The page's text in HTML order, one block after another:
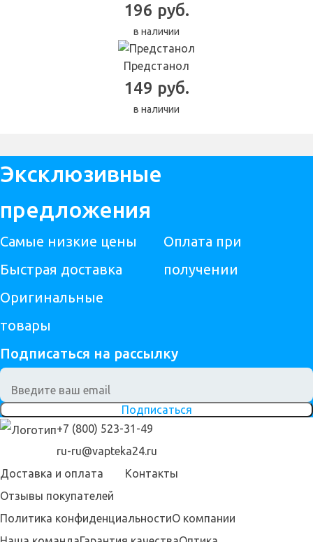
196 руб.
в наличии
Предстанол
149 руб.
в наличии
Эксклюзивные
предложения
Самые низкие цены
Быстрая доставка
Оригинальные
товары
Оплата при
получении
Подписаться на рассылку
Подписаться
+7 (800) 523-31-49
ru-ru@vapteka24.ru
Доставка и оплата
Отзывы покупателей
Контакты
Политика конфиденциальностиО компании